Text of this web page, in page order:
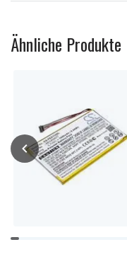
Ähnliche Produkte
Item